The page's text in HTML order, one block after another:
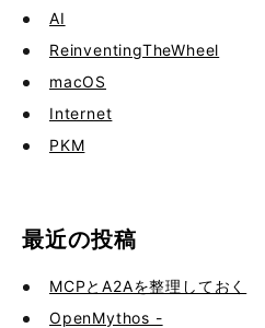
AI
ReinventingTheWheel
macOS
Internet
PKM
最近の投稿
MCPとA2Aを整理しておく
OpenMythos -